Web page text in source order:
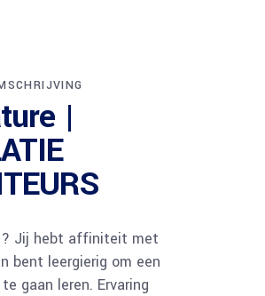
|
Jij hebt affiniteit met
bent leergierig om een
gaan leren. Ervaring